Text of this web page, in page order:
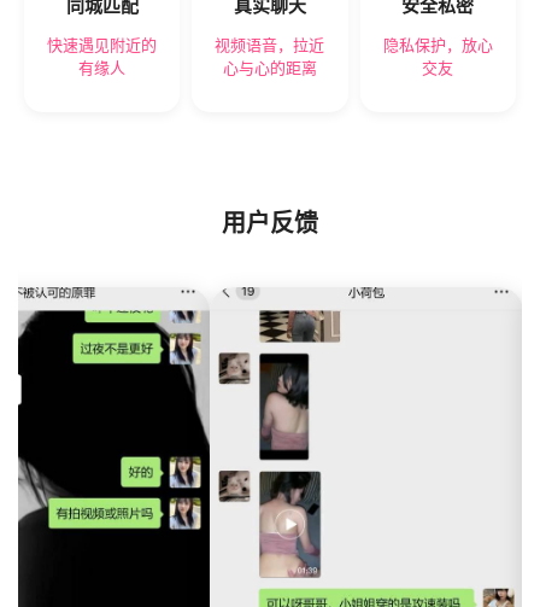
同城匹配
快速遇见附近的
有缘人
真实聊天
视频语音，拉近
心与心的距离
安全私密
隐私保护，放心
交友
用户反馈